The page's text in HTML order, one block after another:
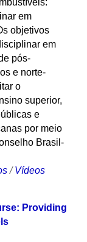
em
objetivos
em
pós-
e norte-
o
superior,
e
por meio
Brasil-
/Vídeos
Providing